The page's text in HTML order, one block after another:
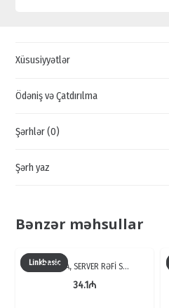
QISQACLARI
UCUZ
SATIŞI
Xüsusiyyətlər
Ödəniş və Çatdırılma
Şərhlər (0)
Şərh yaz
Bənzər məhsullar
Linkbasic
CFD60-A, SERVER RƏFİ S…
34.1₼